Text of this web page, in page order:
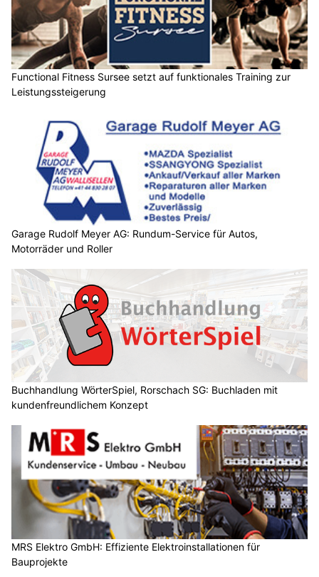
Functional Fitness Sursee setzt auf funktionales Training zur
Leistungssteigerung
Garage Rudolf Meyer AG: Rundum-Service für Autos,
Motorräder und Roller
Buchhandlung WörterSpiel, Rorschach SG: Buchladen mit
kundenfreundlichem Konzept
MRS Elektro GmbH: Effiziente Elektroinstallationen für
Bauprojekte